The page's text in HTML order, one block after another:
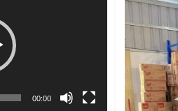
00:00